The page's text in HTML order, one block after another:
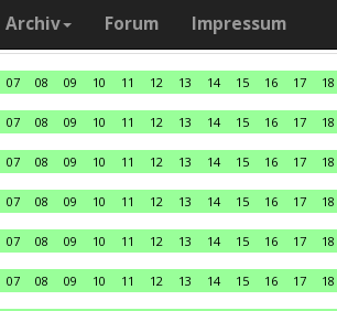
Archiv Forum Impressum
07 08 09 10 11 12 13 14 15 16 17 18
07 08 09 10 11 12 13 14 15 16 17 18
07 08 09 10 11 12 13 14 15 16 17 18
07 08 09 10 11 12 13 14 15 16 17 18
07 08 09 10 11 12 13 14 15 16 17 18
07 08 09 10 11 12 13 14 15 16 17 18